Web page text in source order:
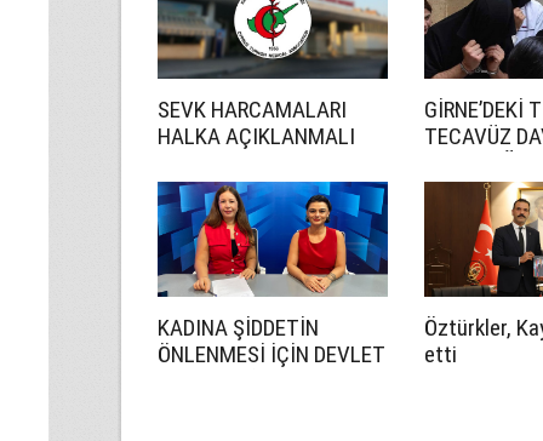
SEVK HARCAMALARI
HALKA AÇIKLANMALI
GİRNE’DEKİ
TECAVÜZ
KADINA ŞİDDETİN
ÖNLENMESİ İÇİN DEVLET
Öztürkler,
etti